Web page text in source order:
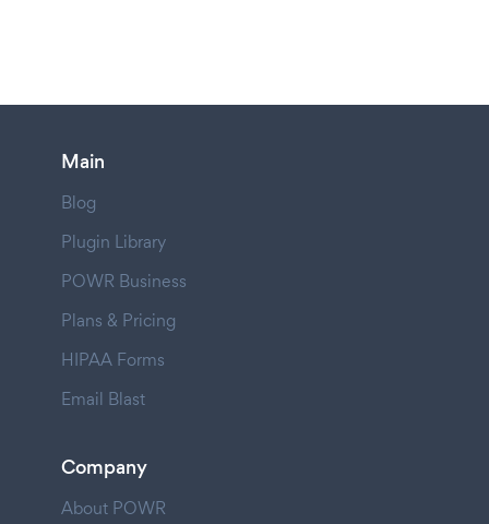
Main
Blog
Plugin Library
POWR Business
Plans & Pricing
HIPAA Forms
Email Blast
Company
About POWR